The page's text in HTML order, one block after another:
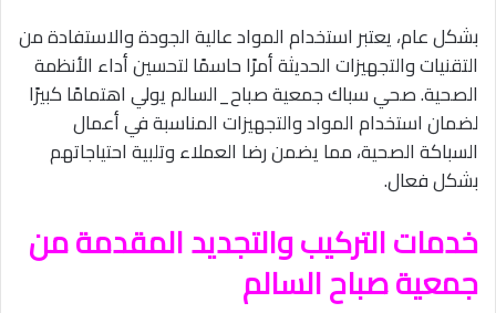
بشكل عام، يعتبر استخدام المواد عالية الجودة والاستفادة من
التقنيات والتجهيزات الحديثة أمرًا حاسمًا لتحسين أداء الأنظمة
الصحية. صحي سباك جمعية صباح_السالم يولي اهتمامًا كبيرًا
لضمان استخدام المواد والتجهيزات المناسبة في أعمال
السباكة الصحية، مما يضمن رضا العملاء وتلبية احتياجاتهم
بشكل فعال.
خدمات التركيب والتجديد المقدمة من
جمعية صباح السالم